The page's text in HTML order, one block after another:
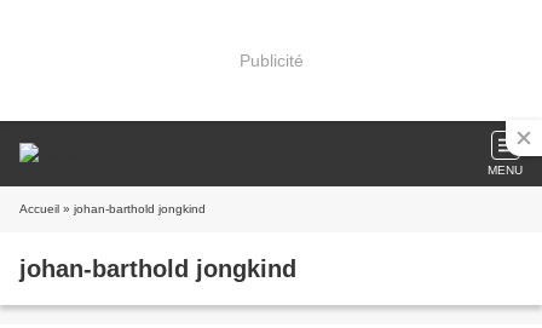
Publicité
MENU
Accueil » johan-barthold jongkind
johan-barthold jongkind